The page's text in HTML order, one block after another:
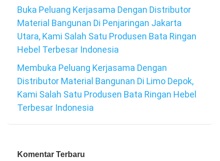
Buka Peluang Kerjasama Dengan Distributor
Material Bangunan Di Penjaringan Jakarta
Utara, Kami Salah Satu Produsen Bata Ringan
Hebel Terbesar Indonesia
Membuka Peluang Kerjasama Dengan
Distributor Material Bangunan Di Limo Depok,
Kami Salah Satu Produsen Bata Ringan Hebel
Terbesar Indonesia
Komentar Terbaru